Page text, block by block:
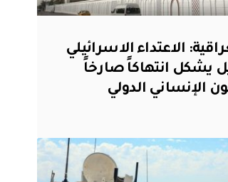
الاعتداء الاسرائيلي
يشكل انتهاكاً صارخاً
الإنساني الدولي